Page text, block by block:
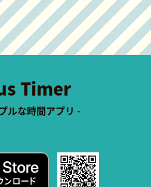
Timer
ルな時間アプリ -